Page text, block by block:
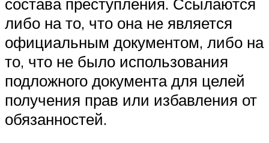
либо на то, что она не является
официальным документом, либо на
то, что не было использования
подложного документа для целей
получения прав или избавления от
обязанностей.